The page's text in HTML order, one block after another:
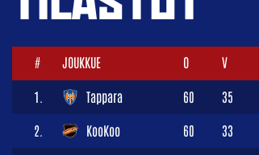
# JOUKKUE O V
1. Tappara 60 35
2. KooKoo 60 33